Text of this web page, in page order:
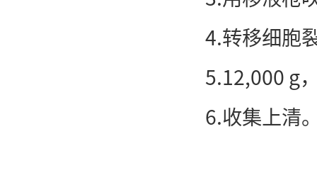
4.转移细胞
5.12,000 g
6.收集上清